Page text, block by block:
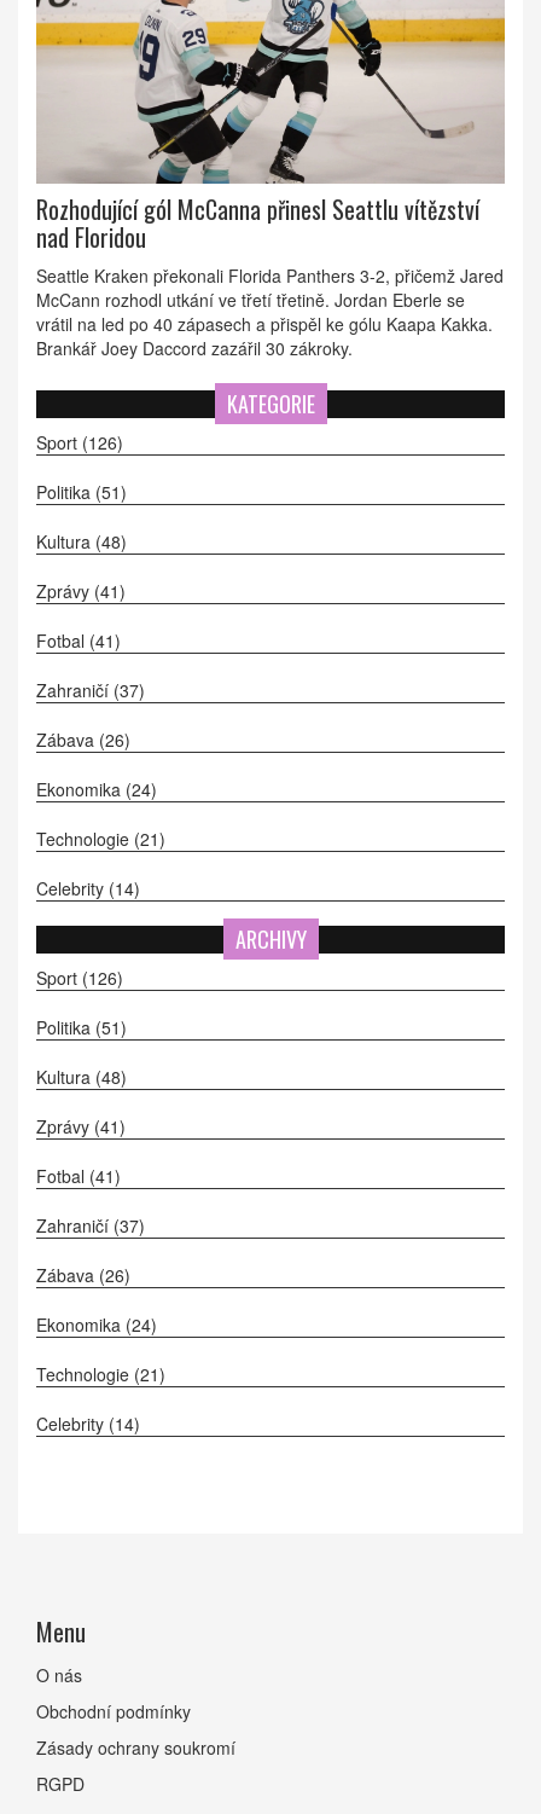
Rozhodující gól McCanna přinesl Seattlu vítězství
nad Floridou
Seattle Kraken překonali Florida Panthers 3-2, přičemž Jared
McCann rozhodl utkání ve třetí třetině. Jordan Eberle se
vrátil na led po 40 zápasech a přispěl ke gólu Kaapa Kakka.
Brankář Joey Daccord zazářil 30 zákroky.
KATEGORIE
Sport (126)
Politika (51)
Kultura (48)
Zprávy (41)
Fotbal (41)
Zahraničí (37)
Zábava (26)
Ekonomika (24)
Technologie (21)
Celebrity (14)
ARCHIVY
Sport (126)
Politika (51)
Kultura (48)
Zprávy (41)
Fotbal (41)
Zahraničí (37)
Zábava (26)
Ekonomika (24)
Technologie (21)
Celebrity (14)
Menu
O nás
Obchodní podmínky
Zásady ochrany soukromí
RGPD